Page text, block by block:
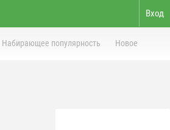
Вход
Набирающее популярность Новое